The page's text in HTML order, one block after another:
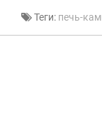
Теги: печь-